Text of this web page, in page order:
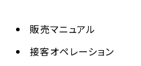
販売マニュアル
接客オペレーション